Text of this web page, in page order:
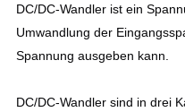
DC/DC-Wandler ist ein
Umwandlung der
Spannung ausgeben kann.
DC/DC-Wandler sind in drei